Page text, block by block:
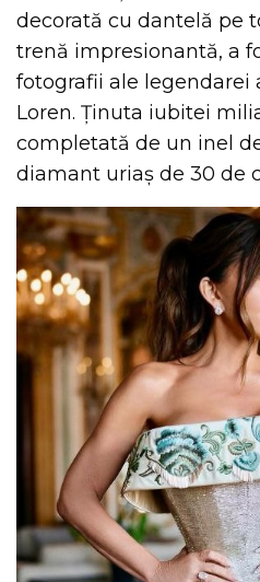
decorată cu dantelă pe
trenă impresionantă, a
fotografii ale legendarei
Loren. Ținuta iubitei
completată de un inel
diamant uriaș de 30 de